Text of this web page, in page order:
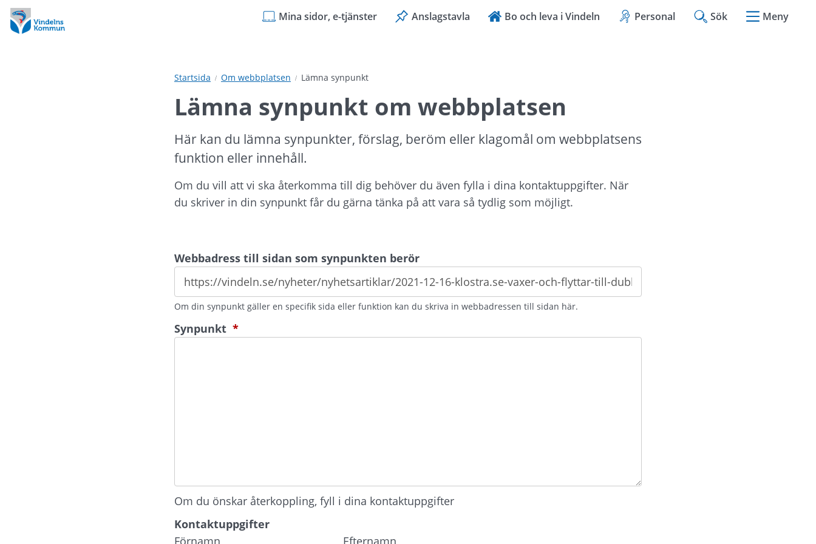
Hoppa
till
innehåll
Hoppa
till
undermeny
Mina sidor, e-tjänster Anslagstavla Bo och leva i Vindeln Personal Sök Meny
Startsida Om webbplatsen Lämna synpunkt
Lämna synpunkt om webbplatsen
Här kan du lämna synpunkter, förslag, beröm eller klagomål om webbplatsens
funktion eller innehåll.
Om du vill att vi ska återkomma till dig behöver du även fylla i dina kontaktuppgifter. När
du skriver in din synpunkt får du gärna tänka på att vara så tydlig som möjligt.
Webbadress till sidan som synpunkten berör
Om din synpunkt gäller en specifik sida eller funktion kan du skriva in webbadressen till sidan här.
Synpunkt *(obligatorisk)
Om du önskar återkoppling, fyll i dina kontaktuppgifter
Kontaktuppgifter
Kontaktuppgifter
Förnamn Efternamn